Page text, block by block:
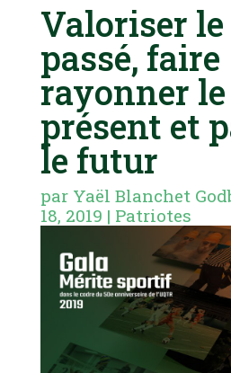
Valoriser le
passé, faire
rayonner le
présent et
le futur
par Yaël Blanchet
18, 2019 | Patriotes